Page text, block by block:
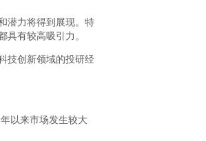
潜力将得到展现。特
有较高吸引力。
技创新领域的投研经
以来市场发生较大